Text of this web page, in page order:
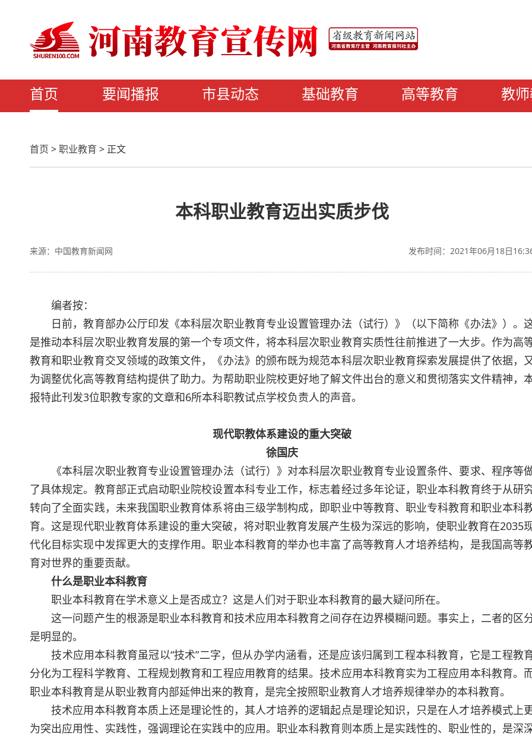
首页 要闻播报 市县动态 基础教育 高等教育 教
首页 >职业教育 > 正文
本科职业教育迈出实质步伐
发布时间：2021年06月18日
来源：中国教育新闻网
编者按：
日前，教育部办公厅印发《本科层次职业教育专业设置管理办法（试行）》（以下简称《办法》）。
是推动本科层次职业教育发展的第一个专项文件，将本科层次职业教育实质性往前推进了一大步。作为高
教育和职业教育交叉领域的政策文件，《办法》的颁布既为规范本科层次职业教育探索发展提供了依据，
为调整优化高等教育结构提供了助力。为帮助职业院校更好地了解文件出台的意义和贯彻落实文件精神，
报特此刊发3位职教专家的文章和6所本科职教试点学校负责人的声音。
现代职教体系建设的重大突破
徐国庆
《本科层次职业教育专业设置管理办法（试行）》对本科层次职业教育专业设置条件、要求、程序等
了具体规定。教育部正式启动职业院校设置本科专业工作，标志着经过多年论证，职业本科教育终于从研
转向了全面实践，未来我国职业教育体系将由三级学制构成，即职业中等教育、职业专科教育和职业本科
育。这是现代职业教育体系建设的重大突破，将对职业教育发展产生极为深远的影响，使职业教育在2035
代化目标实现中发挥更大的支撑作用。职业本科教育的举办也丰富了高等教育人才培养结构，是我国高等
育对世界的重要贡献。
什么是职业本科教育
职业本科教育在学术意义上是否成立？这是人们对于职业本科教育的最大疑问所在。
这一问题产生的根源是职业本科教育和技术应用本科教育之间存在边界模糊问题。事实上，二者的区
是明显的。
技术应用本科教育虽冠以“技术”二字，但从办学内涵看，还是应该归属到工程本科教育，它是工程教
分化为工程科学教育、工程规划教育和工程应用教育的结果。技术应用本科教育实为工程应用本科教育。
职业本科教育是从职业教育内部延伸出来的教育，是完全按照职业教育人才培养规律举办的本科教育。
技术应用本科教育本质上还是理论性的，其人才培养的逻辑起点是理论知识，只是在人才培养模式上
为突出应用性、实践性，强调理论在实践中的应用。职业本科教育则本质上是实践性的、职业性的，是深